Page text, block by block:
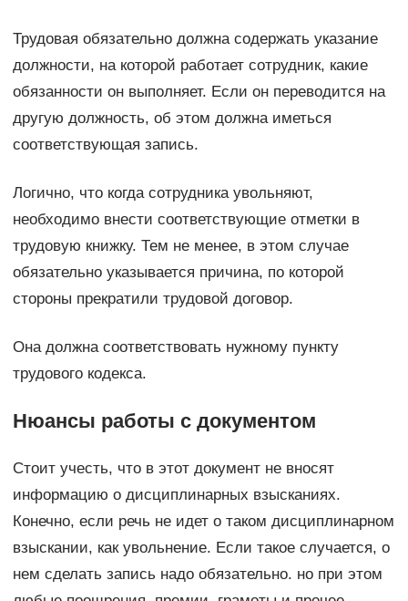
Трудовая обязательно должна содержать указание
должности, на которой работает сотрудник, какие
обязанности он выполняет. Если он переводится на
другую должность, об этом должна иметься
соответствующая запись.
Логично, что когда сотрудника увольняют,
необходимо внести соответствующие отметки в
трудовую книжку. Тем не менее, в этом случае
обязательно указывается причина, по которой
стороны прекратили трудовой договор.
Она должна соответствовать нужному пункту
трудового кодекса.
Нюансы работы с документом
Стоит учесть, что в этот документ не вносят
информацию о дисциплинарных взысканиях.
Конечно, если речь не идет о таком дисциплинарном
взыскании, как увольнение. Если такое случается, о
нем сделать запись надо обязательно. но при этом